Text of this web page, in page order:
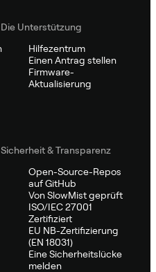
Die Unterstützung
Hilfezentrum
Einen Antrag stellen
Firmware-
Aktualisierung
Sicherheit & Transparenz
Open-Source-Repos
auf GitHub
Von SlowMist geprüft
ISO/IEC 27001
Zertifiziert
EU NB-Zertifizierung
(EN 18031)
Eine Sicherheitslücke
melden